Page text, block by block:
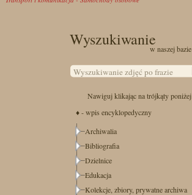
Wyszukiwaniew naszej bazie
Nawiguj klikając na trójkąty poniżej
♦ - wpis encyklopedyczny
Archiwalia
Bibliografia
Dzielnice
Edukacja
Kolekcje, zbiory, prywatne archiwa